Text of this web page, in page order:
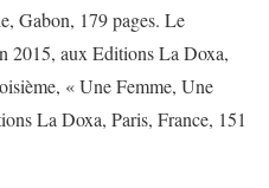
Gabon, 179 pages. Le
2015, aux Editions La Doxa,
« Une Femme, Une
La Doxa, Paris, France, 151